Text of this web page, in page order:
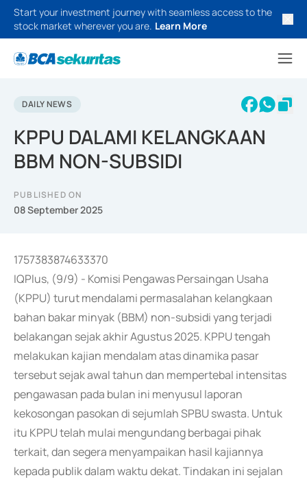
Start your investment journey with seamless access to the
stock market wherever you are. Learn More
DAILY NEWS
KPPU DALAMI KELANGKAAN
BBM NON-SUBSIDI
PUBLISHED ON
08 September 2025
1757383874633370
IQPlus, (9/9) - Komisi Pengawas Persaingan Usaha
(KPPU) turut mendalami permasalahan kelangkaan
bahan bakar minyak (BBM) non-subsidi yang terjadi
belakangan sejak akhir Agustus 2025. KPPU tengah
melakukan kajian mendalam atas dinamika pasar
tersebut sejak awal tahun dan mempertebal intensitas
pengawasan pada bulan ini menyusul laporan
kekosongan pasokan di sejumlah SPBU swasta. Untuk
itu KPPU telah mulai mengundang berbagai pihak
terkait, dan segera menyampaikan hasil kajiannya
kepada publik dalam waktu dekat. Tindakan ini sejalan